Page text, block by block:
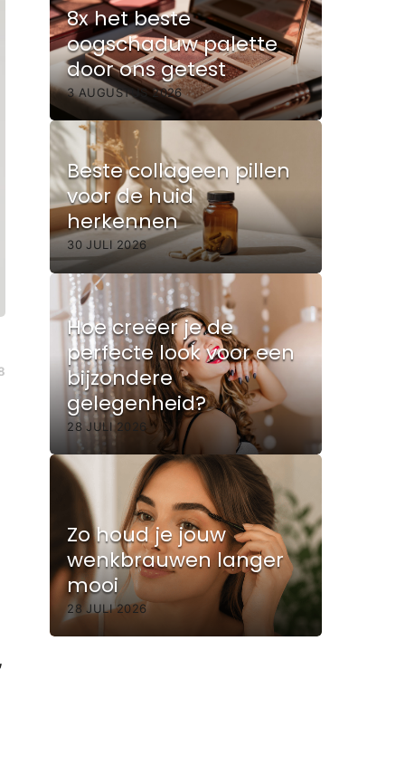
8x het beste
oogschaduw palette
door ons getest
3 AUGUSTUS 2026
Beste collageen pillen
voor de huid
herkennen
30 JULI 2026
Hoe creëer je de
perfecte look voor een
bijzondere
gelegenheid?
28 JULI 2026
Zo houd je jouw
wenkbrauwen langer
mooi
28 JULI 2026